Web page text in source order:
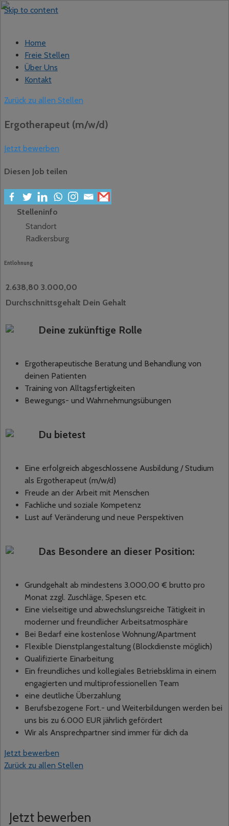
Skip to content
Home
Freie Stellen
Über Uns
Kontakt
Zurück zu allen Stellen
Ergotherapeut (m/w/d)
Jetzt bewerben
Diesen Job teilen
Stelleninfo
Standort
Radkersburg
Entlohnung
2.638,80 3.000,00
Durchschnittsgehalt Dein Gehalt
Deine zukünftige Rolle
Ergotherapeutische Beratung und Behandlung von
deinen Patienten
Training von Alltagsfertigkeiten
Bewegungs- und Wahrnehmungsübungen
Du bietest
Eine erfolgreich abgeschlossene Ausbildung / Studium
als Ergotherapeut (m/w/d)
Freude an der Arbeit mit Menschen
Fachliche und soziale Kompetenz
Lust auf Veränderung und neue Perspektiven
Das Besondere an dieser Position:
Grundgehalt ab mindestens 3.000,00 € brutto pro
Monat zzgl. Zuschläge, Spesen etc.
Eine vielseitige und abwechslungsreiche Tätigkeit in
moderner und freundlicher Arbeitsatmosphäre
Bei Bedarf eine kostenlose Wohnung/Apartment
Flexible Dienstplangestaltung (Blockdienste möglich)
Qualifizierte Einarbeitung
Ein freundliches und kollegiales Betriebsklima in einem
engagierten und multiprofessionellen Team
eine deutliche Überzahlung
Berufsbezogene Fort.- und Weiterbildungen werden bei
uns bis zu 6.000 EUR jährlich gefördert
Wir als Ansprechpartner sind immer für dich da
Jetzt bewerben
Zurück zu allen Stellen
Jetzt bewerben